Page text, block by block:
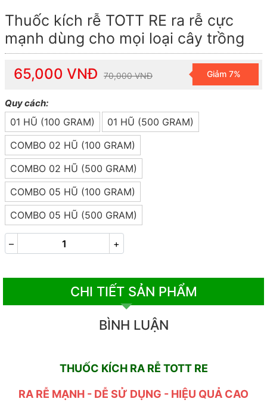
Thuốc kích rễ TOTT RE ra rễ cực
mạnh dùng cho mọi loại cây trồng
65,000 VNĐ 70,000 VNĐ Giảm 7%
Quy cách:
01 HŨ (100 GRAM)
01 HŨ (500 GRAM)
COMBO 02 HŨ (100 GRAM)
COMBO 02 HŨ (500 GRAM)
COMBO 05 HŨ (100 GRAM)
COMBO 05 HŨ (500 GRAM)
+
–
CHI TIẾT SẢN PHẨM
BÌNH LUẬN
THUỐC KÍCH RA RỄ TOTT RE
RA RỄ MẠNH - DỄ SỬ DỤNG - HIỆU QUẢ CAO